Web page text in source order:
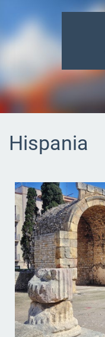
Hispania